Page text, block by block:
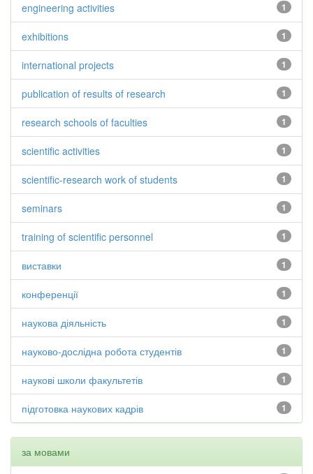
1
engineering activities
1
exhibitions
1
international projects
1
publication of results of research
1
research schools of faculties
1
scientific activities
1
scientific-research work of students
1
seminars
1
training of scientific personnel
1
виставки
1
конференції
1
наукова діяльність
1
науково-дослідна робота студентів
1
наукові школи факультетів
1
підготовка наукових кадрів
за мовами